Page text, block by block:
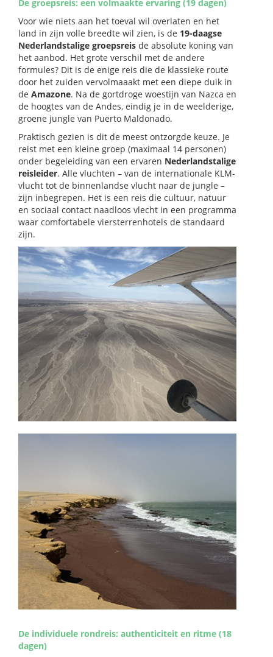
De groepsreis: een volmaakte ervaring (19 dagen)
Voor wie niets aan het toeval wil overlaten en het
land in zijn volle breedte wil zien, is de 19-daagse
Nederlandstalige groepsreis de absolute koning van
het aanbod. Het grote verschil met de andere
formules? Dit is de enige reis die de klassieke route
door het zuiden vervolmaaakt met een diepe duik in
de Amazone. Na de gortdroge woestijn van Nazca en
de hoogtes van de Andes, eindig je in de weelderige,
groene jungle van Puerto Maldonado.
Praktisch gezien is dit de meest ontzorgde keuze. Je
reist met een kleine groep (maximaal 14 personen)
onder begeleiding van een ervaren Nederlandstalige
reisleider. Alle vluchten – van de internationale KLM-
vlucht tot de binnenlandse vlucht naar de jungle –
zijn inbegrepen. Het is een reis die cultuur, natuur
en sociaal contact naadloos vlecht in een programma
waar comfortabele viersterrenhotels de standaard
zijn.
De individuele rondreis: authenticiteit en ritme (18
dagen)